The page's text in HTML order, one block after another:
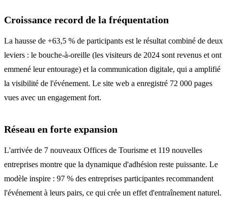
Croissance record de la fréquentation
La hausse de +63,5 % de participants est le résultat combiné de deux
leviers : le bouche-à-oreille (les visiteurs de 2024 sont revenus et ont
emmené leur entourage) et la communication digitale, qui a amplifié
la visibilité de l'événement. Le site web a enregistré 72 000 pages
vues avec un engagement fort.
Réseau en forte expansion
L'arrivée de 7 nouveaux Offices de Tourisme et 119 nouvelles
entreprises montre que la dynamique d'adhésion reste puissante. Le
modèle inspire : 97 % des entreprises participantes recommandent
l'événement à leurs pairs, ce qui crée un effet d'entraînement naturel.